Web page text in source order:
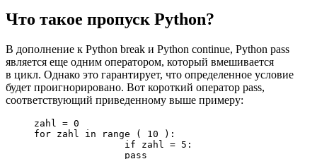
Что такое пропуск Python?
В дополнение к Python break и Python continue, Python pass
является еще одним оператором, который вмешивается
в цикл. Однако это гарантирует, что определенное условие
будет проигнорировано. Вот короткий оператор pass,
соответствующий приведенному выше примеру:
zahl = 0
for zahl in range ( 10 ):